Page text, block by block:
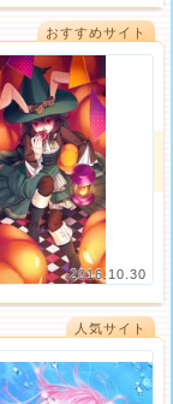
おすすめサイト
2016.10.30
人気サイト